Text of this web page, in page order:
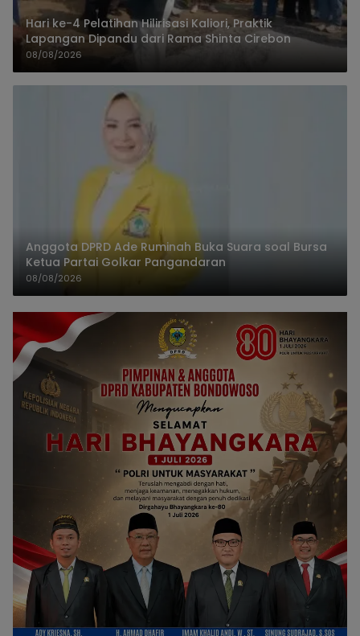
Hari ke-4 Pelatihan Hilirisasi Kaliori, Praktik
Lapangan Dipandu dari Rama Shinta Cirebon
08/08/2026
Anggota DPRD Ade Ruminah Buka Suara soal Bursa
Ketua Partai Golkar Pangandaran
08/08/2026